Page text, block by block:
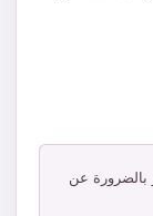
بالضرورة عن